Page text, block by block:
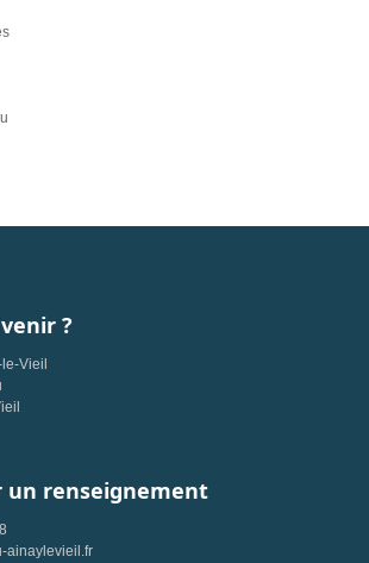
?
Vieil
un renseignement
ainaylevieil.fr